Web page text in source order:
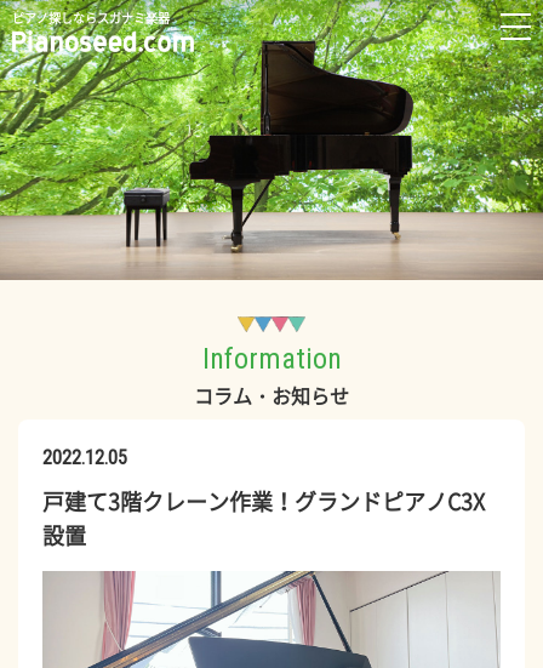
ピアノ探しならスガナミ楽器
Information
コラム・お知らせ
2022.12.05
戸建て3階クレーン作業！グランドピアノC3X
設置